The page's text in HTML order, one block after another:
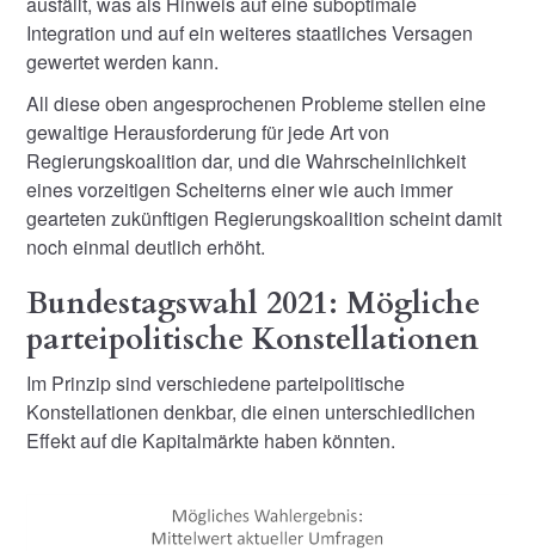
Integration und auf ein weiteres staatliches Versagen
gewertet werden kann.
All diese oben angesprochenen Probleme stellen eine
gewaltige Herausforderung für jede Art von
Regierungskoalition dar, und die Wahrscheinlichkeit
eines vorzeitigen Scheiterns einer wie auch immer
gearteten zukünftigen Regierungskoalition scheint damit
noch einmal deutlich erhöht.
Bundestagswahl 2021: Mögliche
parteipolitische Konstellationen
Im Prinzip sind verschiedene parteipolitische
Konstellationen denkbar, die einen unterschiedlichen
Effekt auf die Kapitalmärkte haben könnten.